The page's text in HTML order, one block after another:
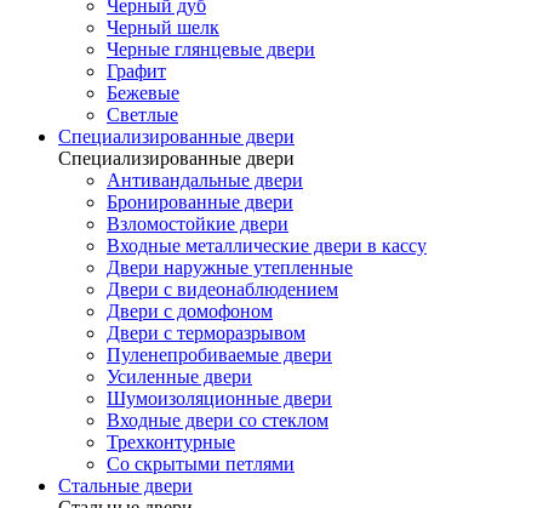
Черный дуб
Черный шелк
Черные глянцевые двери
Графит
Бежевые
Светлые
Специализированные двери
Специализированные двери
Антивандальные двери
Бронированные двери
Взломостойкие двери
Входные металлические двери в кассу
Двери наружные утепленные
Двери с видеонаблюдением
Двери с домофоном
Двери с терморазрывом
Пуленепробиваемые двери
Усиленные двери
Шумоизоляционные двери
Входные двери со стеклом
Трехконтурные
Со скрытыми петлями
Стальные двери